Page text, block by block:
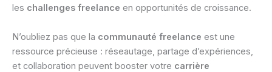
les challenges freelance en opportunités de croissance.
N’oubliez pas que la communauté freelance est une
ressource précieuse : réseautage, partage d’expériences,
et collaboration peuvent booster votre carrière